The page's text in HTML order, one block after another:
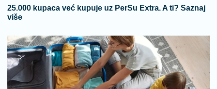
25.000 kupaca već kupuje uz PerSu Extra. A ti? Saznaj
više